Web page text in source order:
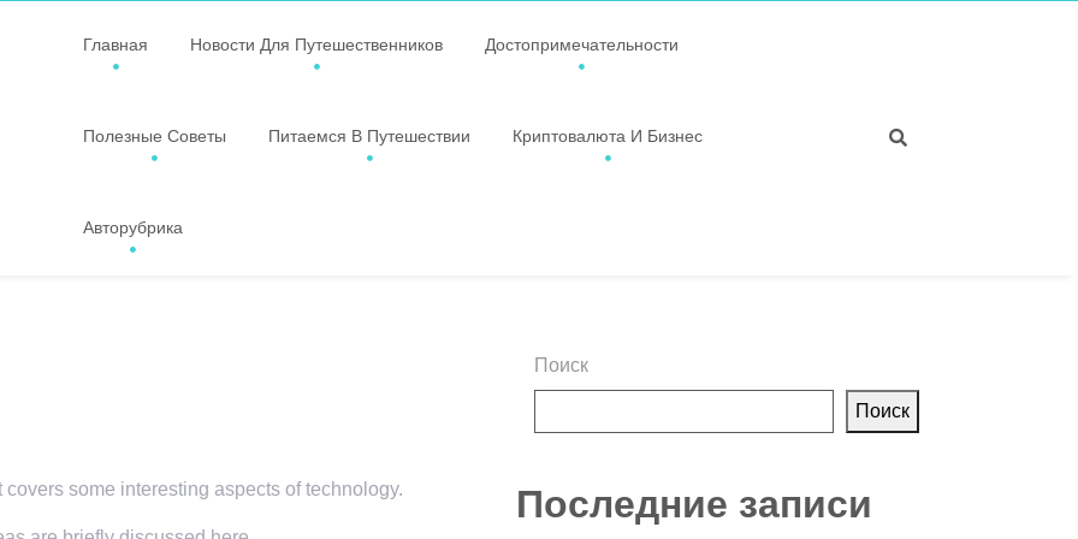
Главная Новости Для Путешественников Достопримечательности
Полезные Советы Питаемся В Путешествии Криптовалюта И Бизнес
Авторубрика
some interesting aspects of technology.
Поиск
Поиск
Последние записи